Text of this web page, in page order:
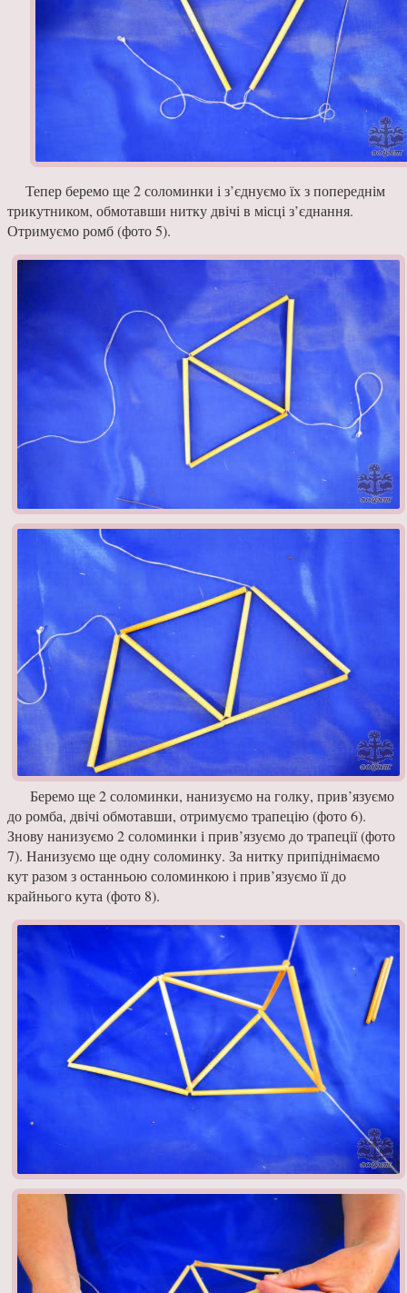
Тепер беремо ще 2 соло­минки і з’єднуємо їх з попе­реднім
трикутником, обмотавши нитку двічі в місці з’єд­нання.
Отриму­ємо ромб (фото 5).
Беремо ще 2 соломин­ки, нанизуємо на голку, прив’язуємо
до ромба, дві­чі обмотавши, отримуємо трапецію (фото 6).
Знову нанизуємо 2 соломинки і прив’язуємо до трапеції (фото
7). Нанизуємо ще одну соломинку. За нитку припіднімаємо
кут разом з останньою соломинкою і прив’язуємо її до
крайнього кута (фото 8).